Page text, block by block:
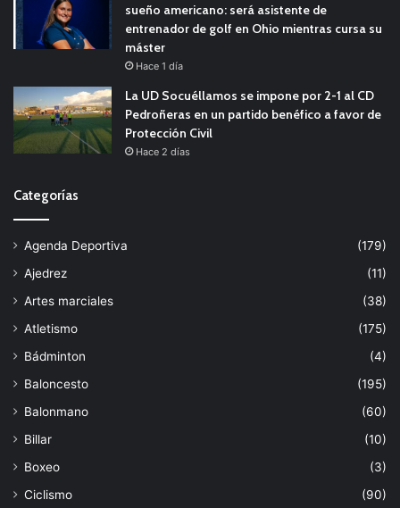
sueño americano: será asistente de
entrenador de golf en Ohio mientras cursa su
máster
Hace 1 día
La UD Socuéllamos se impone por 2-1 al CD
Pedroñeras en un partido benéfico a favor de
Protección Civil
Hace 2 días
Categorías
Agenda Deportiva
(179)
Ajedrez
(11)
Artes marciales
(38)
Atletismo
(175)
Bádminton
(4)
Baloncesto
(195)
Balonmano
(60)
Billar
(10)
Boxeo
(3)
Ciclismo
(90)